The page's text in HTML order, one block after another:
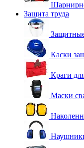
Защита труда
Каски
Краги
Маски